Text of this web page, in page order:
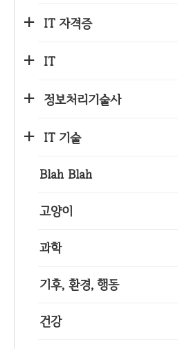
IT 자격증
IT
정보처리기술사
IT 기술
Blah Blah
고양이
과학
기후, 환경, 행동
건강